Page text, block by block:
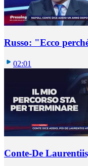
Russo: "Ecco
02:01
Conte-De